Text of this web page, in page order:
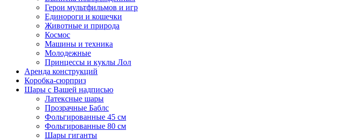
Герои мультфильмов и игр
Единороги и кошечки
Животные и природа
Космос
Машины и техника
Молодежные
Принцессы и куклы Лол
Аренда конструкций
Коробка-сюрприз
Шары с Вашей надписью
Латексные шары
Прозрачные Баблс
Фольгированные 45 см
Фольгированные 80 см
Шары гиганты